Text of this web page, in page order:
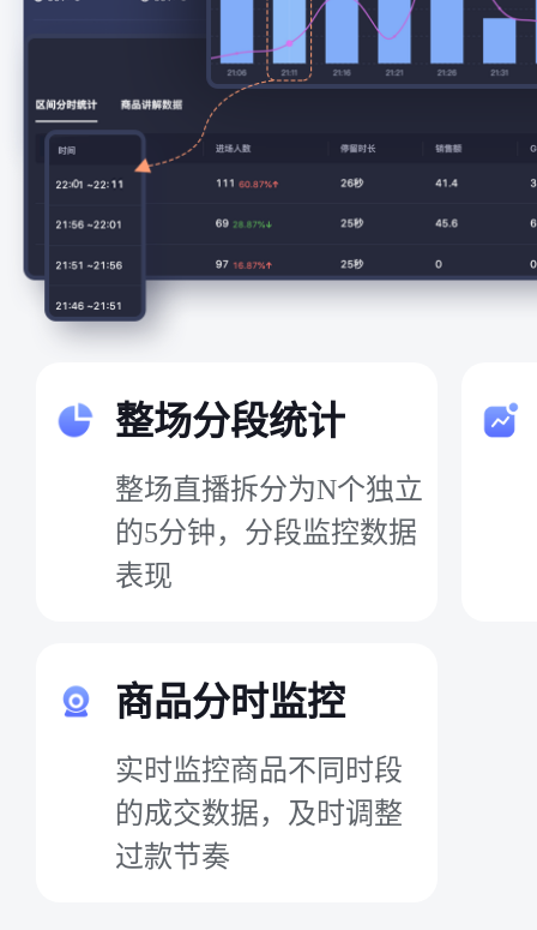
整场分段统计
整场直播拆分为N个独立
的5分钟，分段监控数据
表现
商品分时监控
实时监控商品不同时段
的成交数据，及时调整
过款节奏